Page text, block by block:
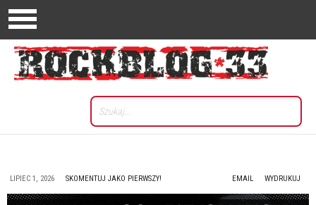
LIPIEC 1, 2026 WYDRUKUJ
EMAIL
SKOMENTUJ JAKO PIERWSZY!